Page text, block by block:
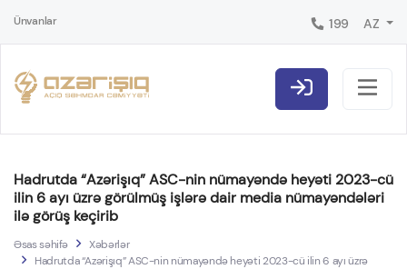
Ünvanlar 199 AZ
Hadrutda “Azərişıq” ASC-nin nümayəndə heyəti 2023-cü
ilin 6 ayı üzrə görülmüş işlərə dair media nümayəndələri
ilə görüş keçirib
Əsas səhifə
Xəbərlər
Hadrutda “Azərişıq” ASC-nin nümayəndə heyəti 2023-cü ilin 6 ayı üzrə